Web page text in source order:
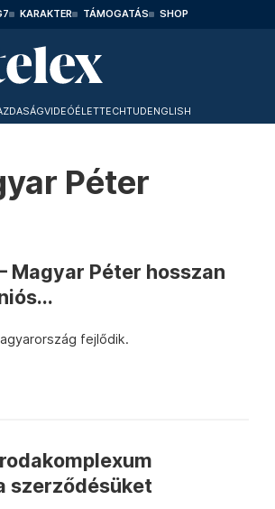
KARAKTER TÁMOGATÁS SHOP
VIDEÓÉLETTECHTUDENGLISH
Péter
Magyar Péter hosszan
fejlődik.
szerződésüket